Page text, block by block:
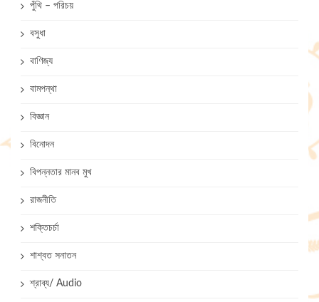
পুঁথি – পরিচয়
বসুধা
বাণিজ্য
বামপন্থা
বিজ্ঞান
বিনোদন
বিপন্নতার মানব মুখ
রাজনীতি
শক্তিচর্চা
শাশ্বত সনাতন
শ্রাব্য/ Audio